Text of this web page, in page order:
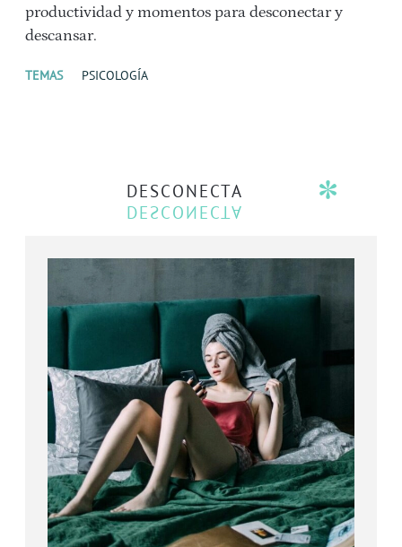
productividad y momentos para desconectar y
descansar.
TEMAS PSICOLOGÍA
DESCONECTA